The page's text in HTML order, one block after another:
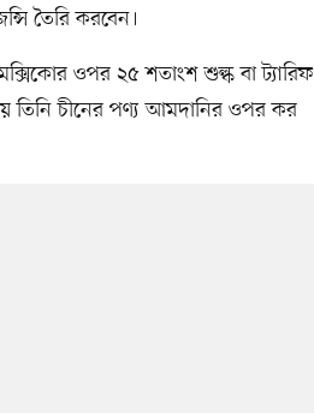
তৈরি করবেন।
ওপর ২৫ শতাংশ শুল্ক বা ট্যারিফ
তিনি চীনের পণ্য আমদানির ওপর কর